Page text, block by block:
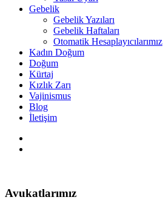
Gebelik
Gebelik Yazıları
Gebelik Haftaları
Otomatik Hesaplayıcılarımız
Kadın Doğum
Doğum
Kürtaj
Kızlık Zarı
Vajinismus
Blog
İletişim
Avukatlarımız